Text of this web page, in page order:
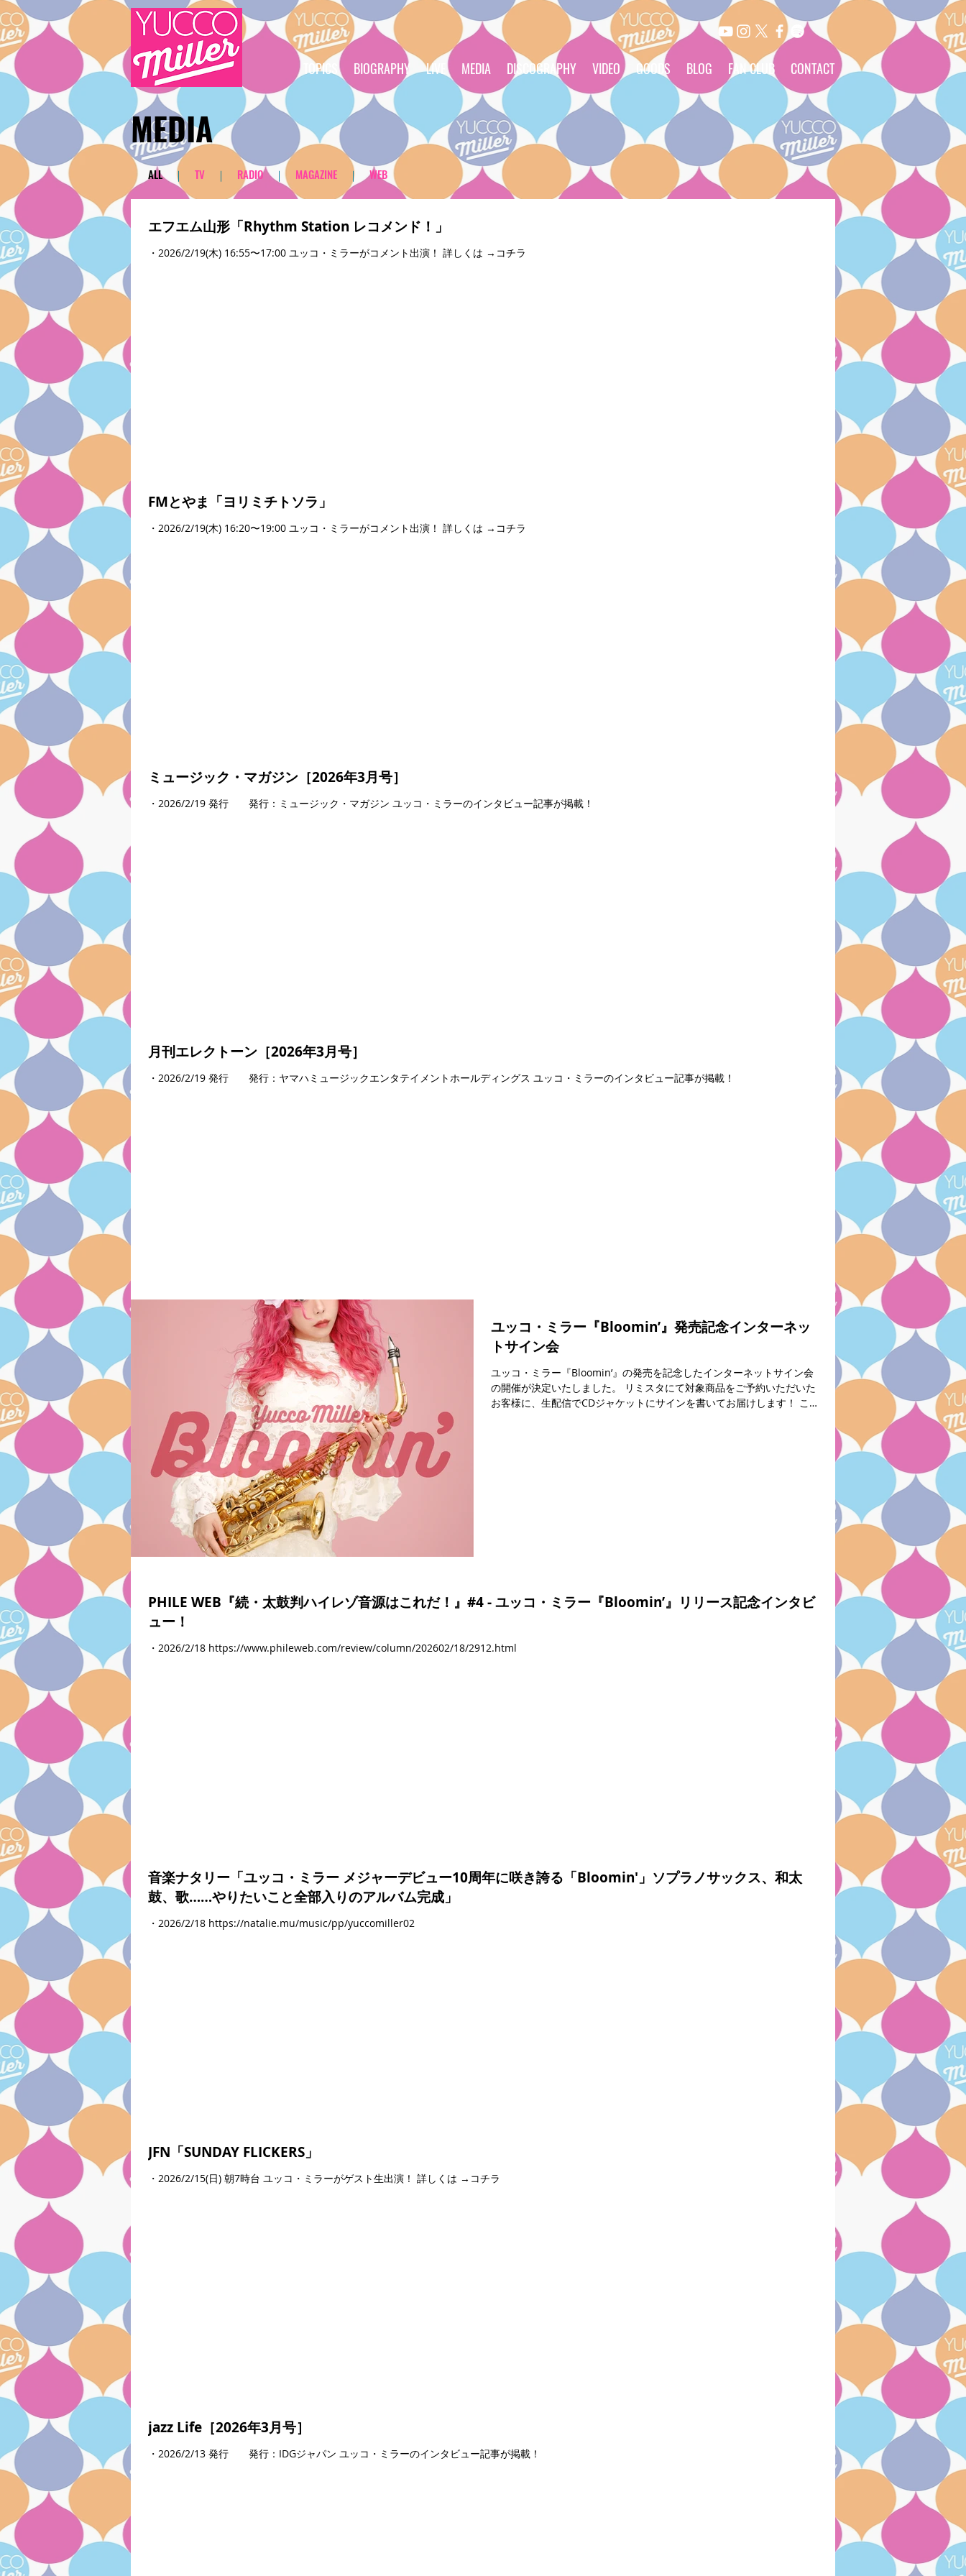
TOPICS BIOGRAPHY LIVE MEDIA DISCOGRAPHY VIDEO GOODS BLOG FAN CLUB CONTACT
​MEDIA
​ALL ｜ TV ｜ RADIO ｜ MAGAZINE ｜ WEB
エフエム山形「Rhythm Station レコメンド！」
・2026/2/19(木) 16:55〜17:00 ユッコ・ミラーがコメント出演！ 詳しくは →コチラ
FMとやま「ヨリミチトソラ」
・2026/2/19(木) 16:20〜19:00 ユッコ・ミラーがコメント出演！ 詳しくは →コチラ
ミュージック・マガジン［2026年3月号］
・2026/2/19 発行 発行：ミュージック・マガジン ユッコ・ミラーのインタビュー記事が掲載！
月刊エレクトーン［2026年3月号］
・2026/2/19 発行 発行：ヤマハミュージックエンタテイメントホールディングス ユッコ・ミラーのインタビュー記事が掲載！
ユッコ・ミラー『Bloomin’』発売記念インターネッ
トサイン会
ユッコ・ミラー『Bloomin’』の発売を記念したインターネットサイン会
の開催が決定いたしました。 リミスタにて対象商品をご予約いただいた
お客様に、生配信でCDジャケットにサインを書いてお届けします！ こ
PHILE WEB『続・太鼓判ハイレゾ音源はこれだ！』#4 - ユッコ・ミラー『Bloomin’』リリース記念インタビ
ュー！
・2026/2/18 https://www.phileweb.com/review/column/202602/18/2912.html
音楽ナタリー「ユッコ・ミラー メジャーデビュー10周年に咲き誇る「Bloomin'」ソプラノサックス、和太
鼓、歌……やりたいこと全部入りのアルバム完成」
・2026/2/18 https://natalie.mu/music/pp/yuccomiller02
JFN「SUNDAY FLICKERS」
・2026/2/15(日) 朝7時台 ユッコ・ミラーがゲスト生出演！ 詳しくは →コチラ
jazz Life［2026年3月号］
・2026/2/13 発行 発行：IDGジャパン ユッコ・ミラーのインタビュー記事が掲載！